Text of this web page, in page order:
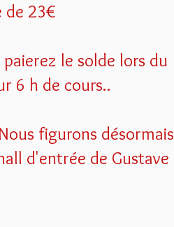
de 23€
le solde lors du
6 h de cours..
figurons désormais
d'entrée de Gustave